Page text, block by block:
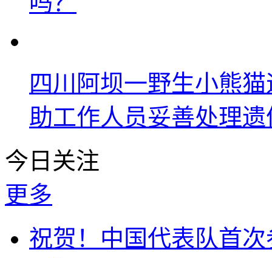
四川阿坝一野生小熊
助工作人员妥善处理遗
今日关注
更多
祝贺！中国代表队首